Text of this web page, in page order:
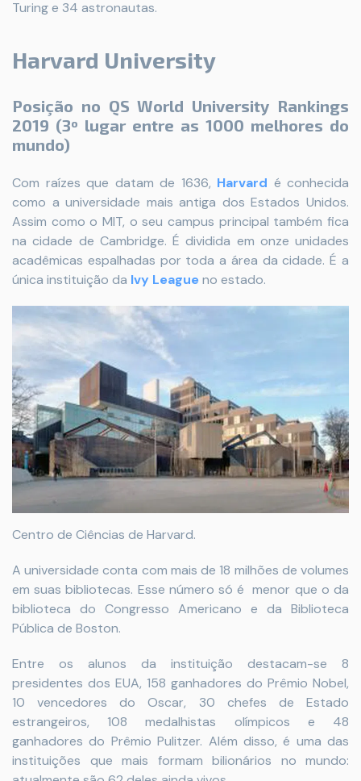
Turing e 34 astronautas.
Harvard University
Posição no QS World University Rankings
2019 (3º lugar entre as 1000 melhores do
mundo)
Com raízes que datam de 1636, Harvard é conhecida
como a universidade mais antiga dos Estados Unidos.
Assim como o MIT, o seu campus principal também fica
na cidade de Cambridge. É dividida em onze unidades
acadêmicas espalhadas por toda a área da cidade. É a
única instituição da Ivy Leagueno estado.
Centro de Ciências de Harvard.
A universidade conta com mais de 18 milhões de volumes
em suas bibliotecas. Esse número só é menor que o da
biblioteca do Congresso Americano e da Biblioteca
Pública de Boston.
Entre os alunos da instituição destacam-se 8
presidentes dos EUA, 158 ganhadores do Prêmio Nobel,
10 vencedores do Oscar, 30 chefes de Estado
estrangeiros, 108 medalhistas olímpicos e 48
ganhadores do Prêmio Pulitzer. Além disso, é uma das
instituições que mais formam bilionários no mundo: